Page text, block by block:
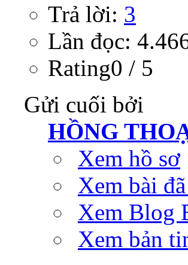
Trả lời: 3
Lần đọc:
Rating0 / 5
Gửi cuối bởi
HỒNG
Xem hồ sơ
Xem bài
Xem Blog
Xem bản